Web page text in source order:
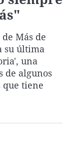
en la onda
noche
invisible
del más
morirse
no ha pasado
de Madrid
Valenciana
y Tecnología
ambiente
Más de
su última
una
de algunos
que tiene